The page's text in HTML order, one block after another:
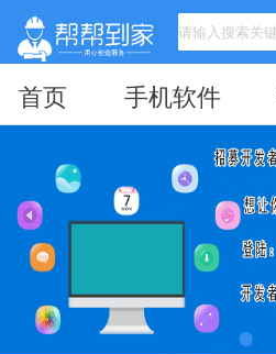
首页 手机软件